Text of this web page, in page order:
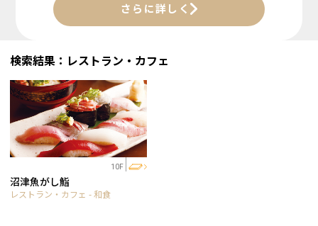
さらに詳しく
検索結果：レストラン・カフェ
10F
沼津魚がし鮨
レストラン・カフェ - 和食